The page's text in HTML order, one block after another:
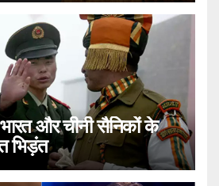
भारत और चीनी सैनिकों के
भिड़ंत